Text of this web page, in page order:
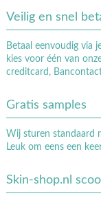
Veilig en snel
Betaal eenvoudig via
kies voor één van
creditcard,
Gratis samples
Wij sturen standaard
Leuk om eens een
Skin-shop.nl